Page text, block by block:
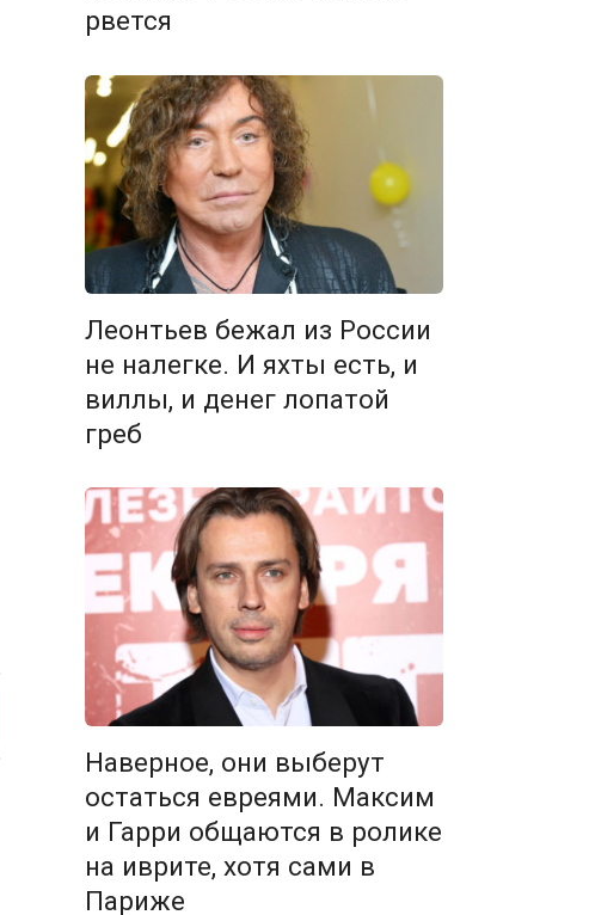
рвется
Леонтьев бежал из России
не налегке. И яхты есть, и
виллы, и денег лопатой
греб
Наверное, они выберут
остаться евреями. Максим
и Гарри общаются в ролике
на иврите, хотя сами в
Париже